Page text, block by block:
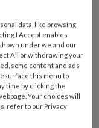
data, like browsing
I Accept enables
under we and our
All or withdrawing your
some content and ads
this menu to
time by clicking the
Your choices will
refer to our Privacy